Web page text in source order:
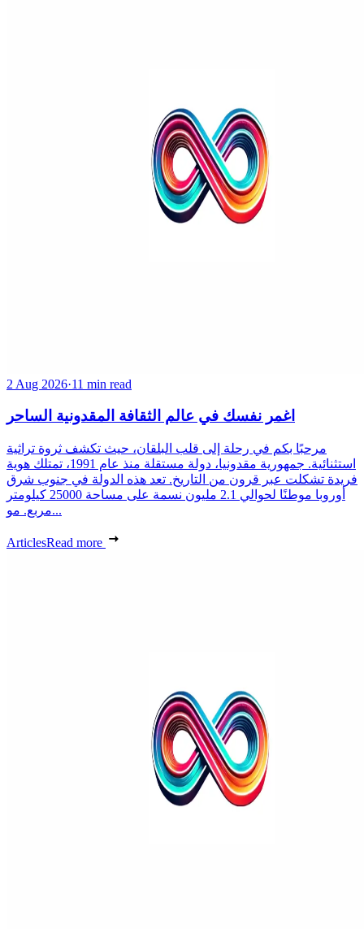
2 Aug 2026·11 min read
اغمر نفسك في عالم الثقافة المقدونية الساحر
مرحبًا بكم في رحلة إلى قلب البلقان، حيث تكشف ثروة تراثية
استثنائية. جمهورية مقدونيا، دولة مستقلة منذ عام 1991، تمتلك هوية
فريدة تشكلت عبر قرون من التاريخ. تعد هذه الدولة في جنوب شرق
أوروبا موطنًا لحوالي 2.1 مليون نسمة على مساحة 25000 كيلومتر
مربع. مو...
ArticlesRead more